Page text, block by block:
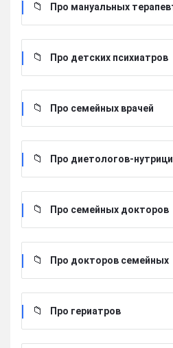
Про мануальных
Про детских психиатров
Про семейных врачей
Про диетологов-
Про семейных докторов
Про докторов семейных
Про гериатров